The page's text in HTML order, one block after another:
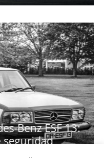
mospotter84 0
5 2022 logra la